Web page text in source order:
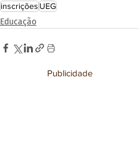
inscrições UEG
Educação
Publicidade